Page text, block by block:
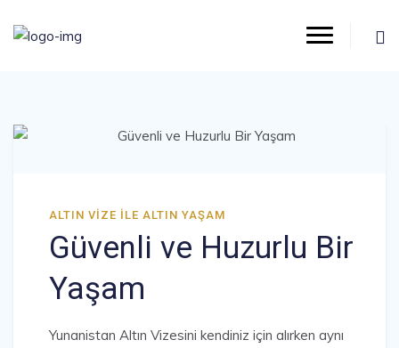
ALTIN VIZE ILE ALTIN YAŞAM
Güvenli ve Huzurlu Bir
Yaşam
Yunanistan Altın Vizesini kendiniz için alırken aynı